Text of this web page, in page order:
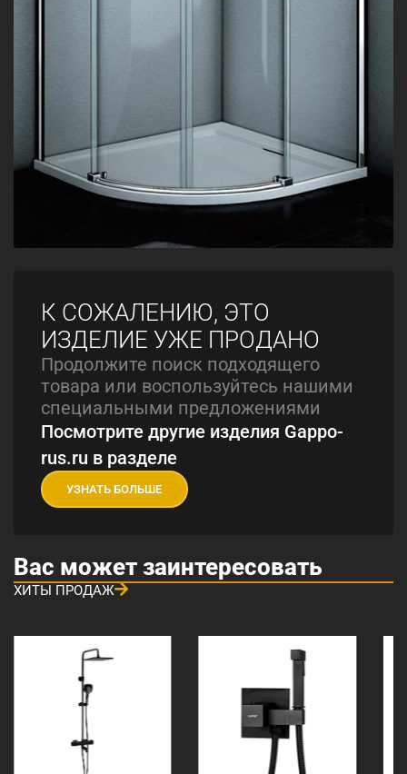
К СОЖАЛЕНИЮ, ЭТО
ИЗДЕЛИЕ УЖЕ ПРОДАНО
Продолжите поиск подходящего
товара или воспользуйтесь нашими
специальными предложениями
Посмотрите другие изделия Gappo-
rus.ru в разделе
УЗНАТЬ БОЛЬШЕ
Вас может заинтересовать
ХИТЫ ПРОДАЖ